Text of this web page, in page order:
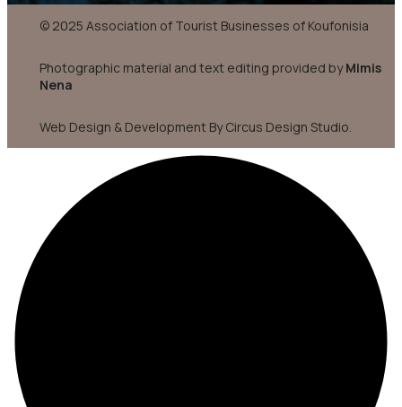
© 2025 Association of Tourist Businesses of Koufonisia
Photographic material and text editing provided byMimis
Nena
Web Design & Development By Circus Design Studio.